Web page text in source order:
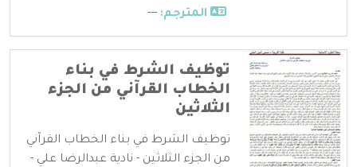
المترجم: ---
توظيف الشرط في بناء
الخطاب القرآني من الجزء
الثلاثين
توظيف الشرط في بناء الخطاب القرآني
من الجزء الثلاثين - نادية عبدالرضا علي -